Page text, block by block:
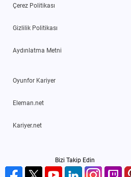
Çerez Politikası
Gizlilik Politikası
Aydınlatma Metni
Oyunfor Kariyer
Eleman.net
Kariyer.net
Bizi Takip Edin